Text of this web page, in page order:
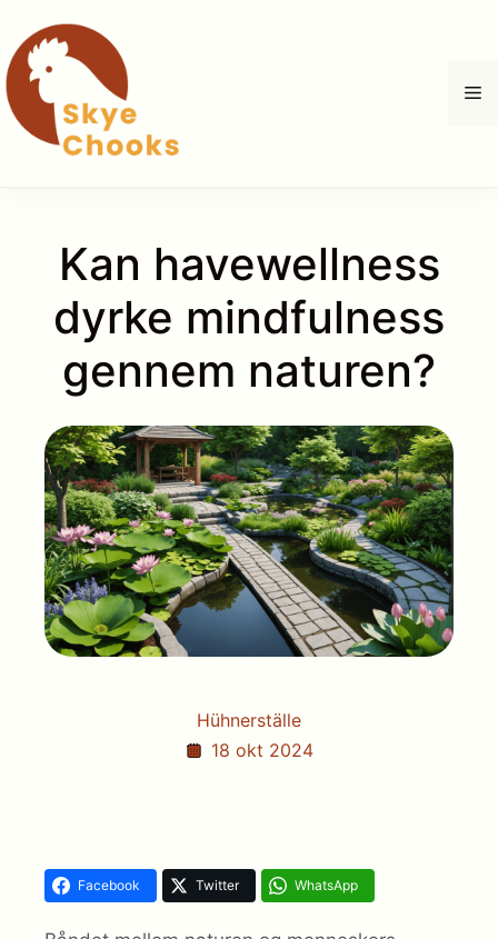
indhold
Kan havewellness
dyrke mindfulness
gennem naturen?
Hühnerställe
18 okt 2024
Facebook Twitter WhatsApp